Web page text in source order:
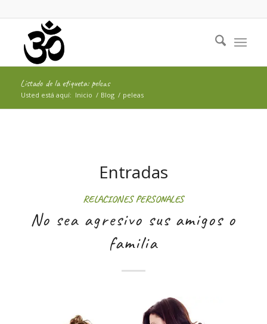
Listado de la etiqueta: peleas
Usted está aquí: Inicio / Blog / peleas
Entradas
RELACIONES PERSONALES
No sea agresivo sus amigos o
familia